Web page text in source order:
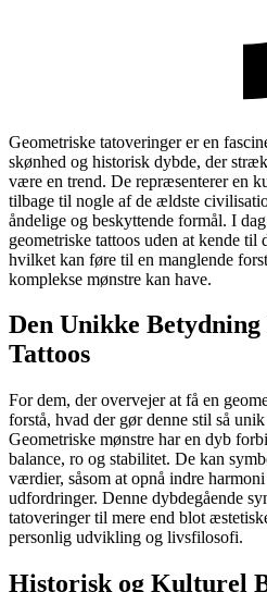
Geometriske tatoveringer er en
skønhed og historisk dybde, der
være en trend. De repræsenterer en
tilbage til nogle af de ældste
åndelige og beskyttende formål. I
geometriske tattoos uden at kende
hvilket kan føre til en manglende
komplekse mønstre kan have.
Den Unikke
Tattoos
For dem, der overvejer at få en
forstå, hvad der gør denne stil så
Geometriske mønstre har en dyb
balance, ro og stabilitet. De kan
værdier, såsom at opnå indre
udfordringer. Denne dybdegående
tatoveringer til mere end blot
personlig udvikling og livsfilosofi.
Historisk og Kulturel